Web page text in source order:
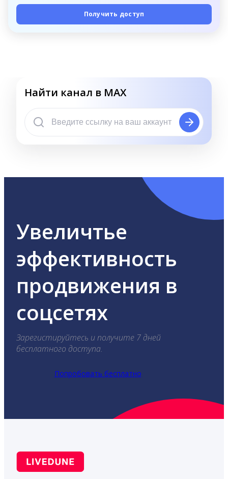
Получить доступ
Найти канал в MAX
Увеличтье
эффективность
продвижения в
соцсетях
Зарегистируйтесь и получите 7 дней
бесплатного доступа.
Попробовать бесплатно